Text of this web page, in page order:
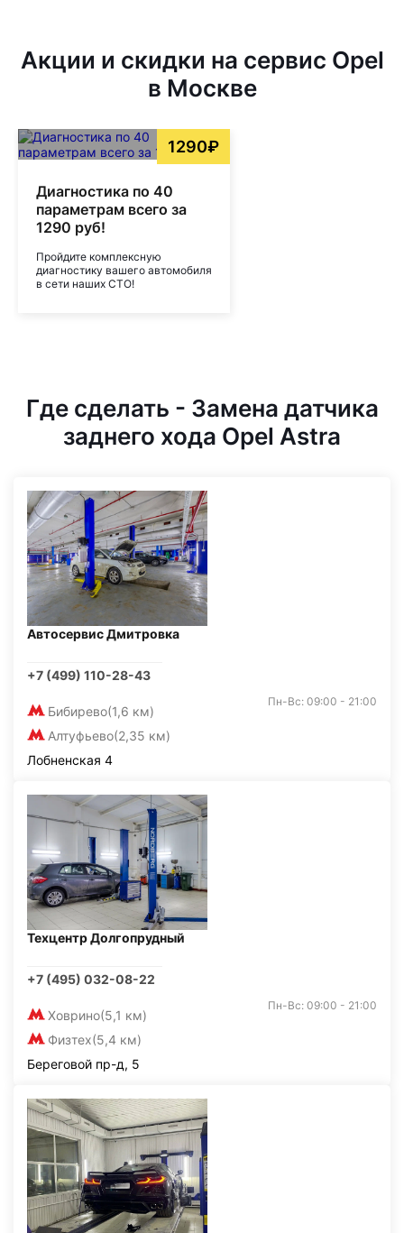
Акции и скидки на сервис Opel
в Москве
1290₽
Диагностика по 40
параметрам всего за
1290 руб!
Пройдите комплексную
диагностику вашего автомобиля
в сети наших СТО!
Где сделать - Замена датчика
заднего хода Opel Astra
Автосервис Дмитровка
+7 (499) 110-28-43
Бибирево(1,6 км)
Алтуфьево(2,35 км)
Пн-Вс: 09:00 - 21:00
Лобненская 4
Техцентр Долгопрудный
+7 (495) 032-08-22
Ховрино(5,1 км)
Физтех(5,4 км)
Пн-Вс: 09:00 - 21:00
Береговой пр-д, 5